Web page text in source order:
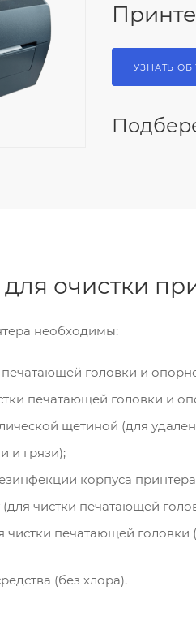
УЗНАТЬ ОБ
очистки
необходимы:
головки и
печатающей головки и
щетиной (для
и грязи);
корпуса
чистки печатающей
печатающей
(без хлора).